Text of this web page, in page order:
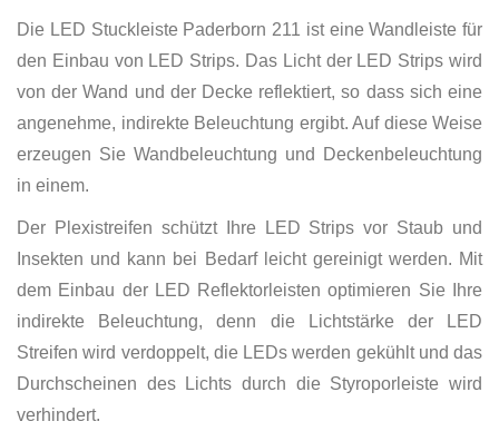
Die LED Stuckleiste Paderborn 211 ist eine Wandleiste für
den Einbau von LED Strips. Das Licht der LED Strips wird
von der Wand und der Decke reflektiert, so dass sich eine
angenehme, indirekte Beleuchtung ergibt. Auf diese Weise
erzeugen Sie Wandbeleuchtung und Deckenbeleuchtung
in einem.
Der Plexistreifen schützt Ihre LED Strips vor Staub und
Insekten und kann bei Bedarf leicht gereinigt werden. Mit
dem Einbau der LED Reflektorleisten optimieren Sie Ihre
indirekte Beleuchtung, denn die Lichtstärke der LED
Streifen wird verdoppelt, die LEDs werden gekühlt und das
Durchscheinen des Lichts durch die Styroporleiste wird
verhindert.